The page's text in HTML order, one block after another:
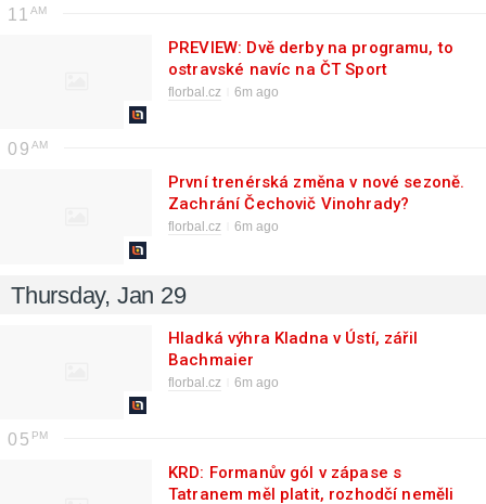
11
PREVIEW: Dvě derby na programu, to
ostravské navíc na ČT Sport
florbal.cz 6m ago
09
První trenérská změna v nové sezoně.
Zachrání Čechovič Vinohrady?
florbal.cz 6m ago
Thursday, Jan 29
Hladká výhra Kladna v Ústí, zářil
Bachmaier
florbal.cz 6m ago
05
KRD: Formanův gól v zápase s
Tatranem měl platit, rozhodčí neměli